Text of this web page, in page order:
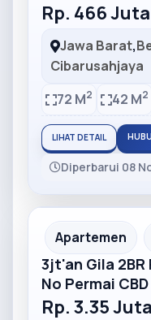
Rp. 466 Juta
Jawa Barat,
Cibarusahjaya
72 M2 42 M2
LIHAT DETAIL
Diperbarui 08
Partner Ad
Apartemen
3jt'an Gila 2BR
No Permai
Rp. 3.35